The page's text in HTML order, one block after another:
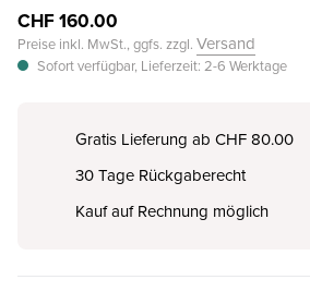
CHF 160.00
Preise inkl. MwSt., ggfs. zzgl. Versand
Sofort verfügbar, Lieferzeit: 2-6 Werktage
Gratis Lieferung ab CHF 80.00
30 Tage Rückgaberecht
Kauf auf Rechnung möglich